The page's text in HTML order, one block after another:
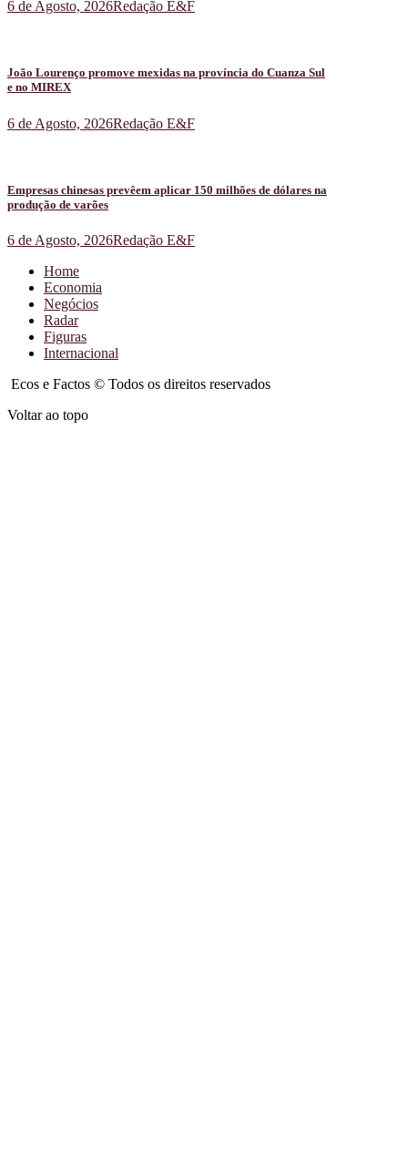
6 de Agosto, 2026Redação E&F
João Lourenço promove mexidas na província do Cuanza Sul
e no MIREX
6 de Agosto, 2026Redação E&F
Empresas chinesas prevêem aplicar 150 milhões de dólares na
produção de varões
6 de Agosto, 2026Redação E&F
Home
Economia
Negócios
Radar
Figuras
Internacional
Ecos e Factos © Todos os direitos reservados
Voltar ao topo